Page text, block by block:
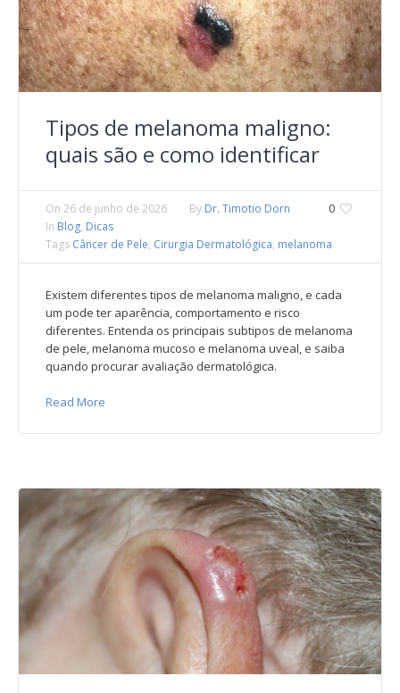
Tipos de melanoma maligno:
quais são e como identificar
0
On 26 de junho de 2026 By Dr. Timotio Dorn
In Blog, Dicas
Tags Câncer de Pele, Cirurgia Dermatológica, melanoma
Existem diferentes tipos de melanoma maligno, e cada
um pode ter aparência, comportamento e risco
diferentes. Entenda os principais subtipos de melanoma
de pele, melanoma mucoso e melanoma uveal, e saiba
quando procurar avaliação dermatológica.
Read More